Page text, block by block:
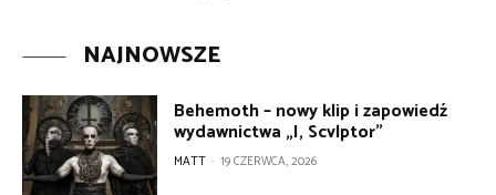
NAJNOWSZE
Behemoth – nowy klip i zapowiedź
wydawnictwa „I, Scvlptor”
MATT - 19 CZERWCA, 2026